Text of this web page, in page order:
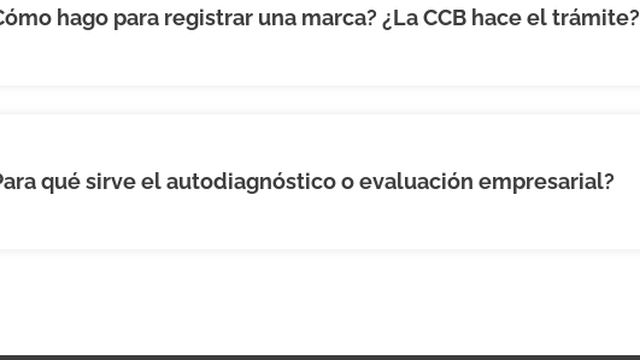
hago para registrar una marca? ¿La CCB hace el trámite?
qué sirve el autodiagnóstico o evaluación empresarial?